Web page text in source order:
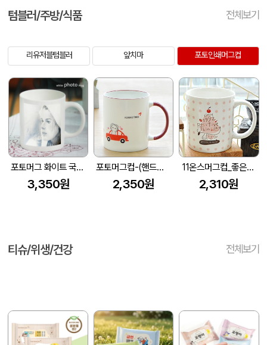
텀블러/주방/식품 전체보기
리유저블텀블러 앞치마 포토인쇄머그컵
포토머그 화이트 국산 340ml
3,350원
포토머그컵-(핸드칼라자동차)
2,350원
11온스머그컵_좋은생각
2,310원
티슈/위생/건강 전체보기